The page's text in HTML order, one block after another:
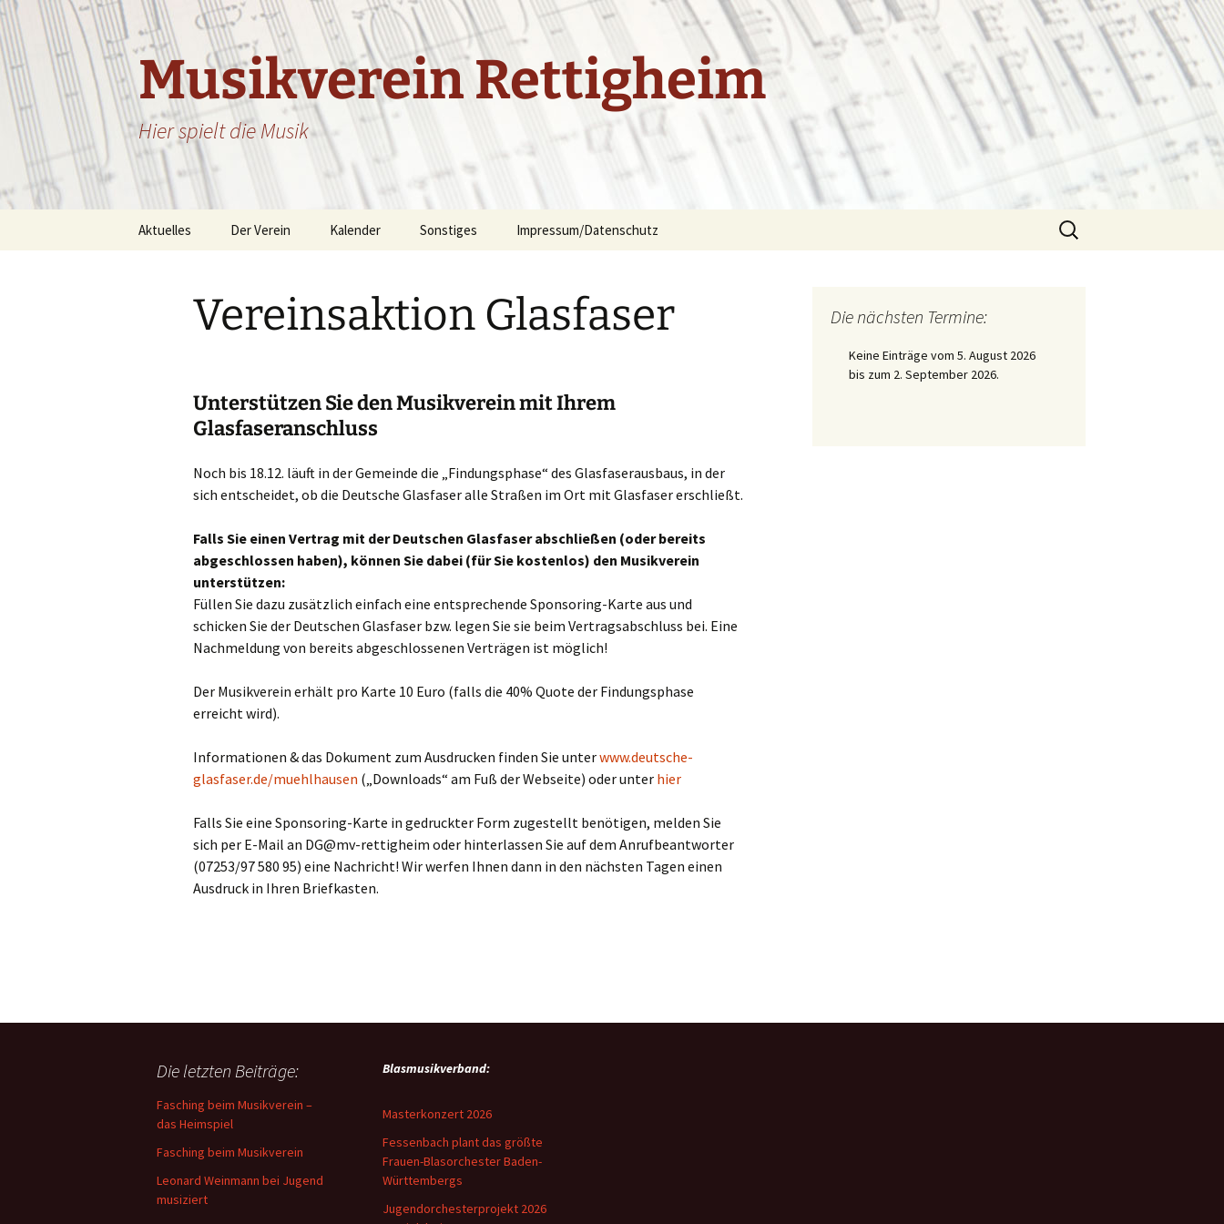
Zum
Inhalt
springen
Musikverein Rettigheim
Hier spielt die Musik
Aktuelles
Facebook-Feed
Der Verein
Chronik 1961 – 1969
1980 – 1989
2000 – 2009
Kalender Sonstiges Impressum/Datenschutz
Kontaktformular
Suchen
nach:
Vereinsaktion Glasfaser
Unterstützen Sie den Musikverein mit Ihrem
Glasfaseranschluss
Noch bis 18.12. läuft in der Gemeinde die „Findungsphase“ des Glasfaserausbaus, in der
sich entscheidet, ob die Deutsche Glasfaser alle Straßen im Ort mit Glasfaser erschließt.
Falls Sie einen Vertrag mit der Deutschen Glasfaser abschließen (oder bereits
abgeschlossen haben), können Sie dabei (für Sie kostenlos) den Musikverein
unterstützen:
Füllen Sie dazu zusätzlich einfach eine entsprechende Sponsoring-Karte aus und
schicken Sie der Deutschen Glasfaser bzw. legen Sie sie beim Vertragsabschluss bei. Eine
Nachmeldung von bereits abgeschlossenen Verträgen ist möglich!
Der Musikverein erhält pro Karte 10 Euro (falls die 40% Quote der Findungsphase
erreicht wird).
Informationen & das Dokument zum Ausdrucken finden Sie unterwww.deutsche-
glasfaser.de/muehlhausen („Downloads“ am Fuß der Webseite) oder unter hier
Falls Sie eine Sponsoring-Karte in gedruckter Form zugestellt benötigen, melden Sie
sich per E-Mail an DG@mv-rettigheim oder hinterlassen Sie auf dem Anrufbeantworter
(07253/97 580 95) eine Nachricht! Wir werfen Ihnen dann in den nächsten Tagen einen
Ausdruck in Ihren Briefkasten.
Die nächsten Termine:
Keine Einträge vom 5. August 2026
bis zum 2. September 2026.
Die letzten Beiträge:
Fasching beim Musikverein –
das Heimspiel
Fasching beim Musikverein
Leonard Weinmann bei Jugend
musiziert
Blasmusikverband:
Masterkonzert 2026
Fessenbach plant das größte
Frauen-Blasorchester Baden-
Württembergs
Jugendorchesterprojekt 2026